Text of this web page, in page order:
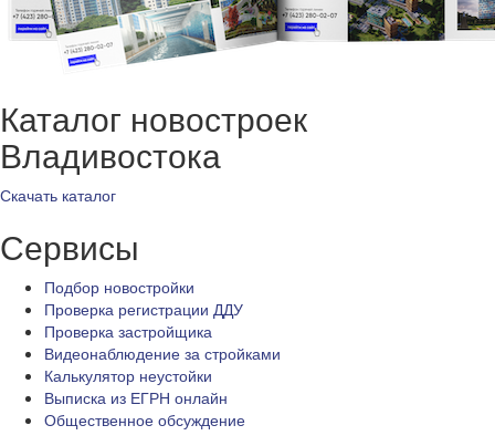
Каталог новостроек
Владивостока
Скачать каталог
Сервисы
Подбор новостройки
Проверка регистрации ДДУ
Проверка застройщика
Видеонаблюдение за стройками
Калькулятор неустойки
Выписка из ЕГРН онлайн
Общественное обсуждение